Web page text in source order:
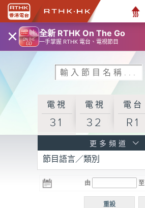
× 全新 RTHK On The Go
一手掌握 RTHK 電台、電視節目
電視
31
電視
32
電台
R1
R3
電台 電台
R5
電台
普通
更多頻道
節目語言／類別
由 至
重設